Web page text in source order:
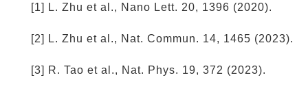
[1] L. Zhu et al., Nano Lett. 20, 1396 (2020).
[2] L. Zhu et al., Nat. Commun. 14, 1465 (2023).
[3] R. Tao et al., Nat. Phys. 19, 372 (2023).